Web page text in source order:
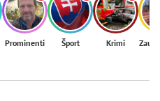
Prominenti Šport Krimi